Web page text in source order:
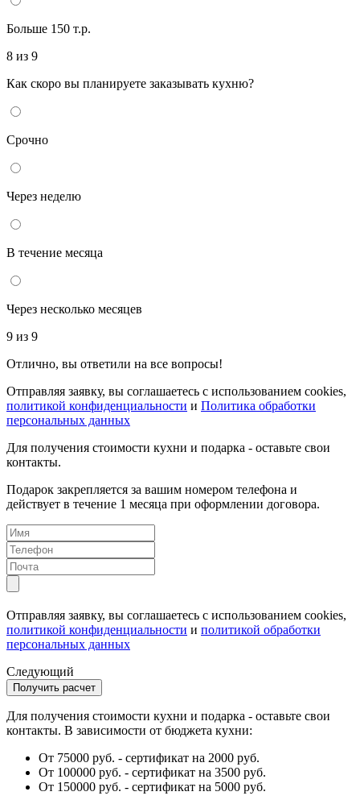
Больше 150 т.р.
8 из 9
Как скоро вы планируете заказывать кухню?
Срочно
Через неделю
В течение месяца
Через несколько месяцев
9 из 9
Отлично, вы ответили на все вопросы!
Отправляя заявку, вы соглашаетесь с использованием cookies,
политикой конфиденциальности и Политика обработки
персональных данных
Для получения стоимости кухни и подарка - оставьте свои
контакты.
Подарок закрепляется за вашим номером телефона и
действует в течение 1 месяца при оформлении договора.
Отправляя заявку, вы соглашаетесь с использованием cookies,
политикой конфиденциальности и политикой обработки
персональных данных
Следующий
Для получения стоимости кухни и подарка - оставьте свои
контакты. В зависимости от бюджета кухни:
От 75000 руб. - сертификат на 2000 руб.
От 100000 руб. - сертификат на 3500 руб.
От 150000 руб. - сертификат на 5000 руб.